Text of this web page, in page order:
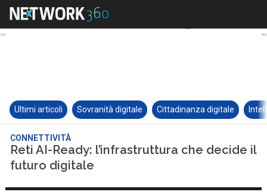
Ultimi articoli Sovranità digitale Cittadinanza digitale
CONNETTIVITÀ
Reti AI-Ready: l’infrastruttura che decide il
futuro digitale